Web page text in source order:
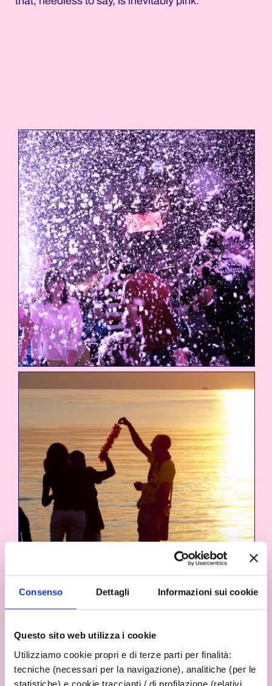
Consenso Dettagli Informazioni sui cookie
Questo sito web utilizza i cookie
Utilizziamo cookie propri e di terze parti per finalità:
tecniche (necessari per la navigazione), analitiche (per le
statistiche) e cookie traccianti / di profilazione (relativi